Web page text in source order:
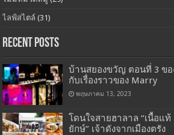
ไลฟ์สไตล์ (31)
Recent Posts
บ้านสยองขวัญ ตอนที่ 3 ของ
กับเรื่องราวของ Marry
พฤษภาคม 13, 2023
โดนใจสายฮาลาล “เนื้อแท้
ยักษ์” เจ้าดังจากเมืองตรัง